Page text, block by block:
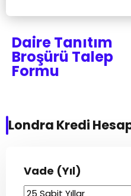
Daire Tanıtım
Broşürü Talep
Formu
Londra Kredi
Vade (Yıl)